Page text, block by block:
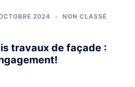
2024 NON CLASSÉ
travaux de façade :